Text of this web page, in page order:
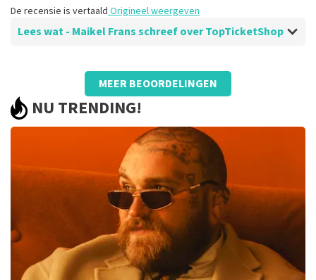
De recensie is vertaald Origineel weergeven
Lees wat - Maikel Frans schreef over TopTicketShop
Beoordeling van - Maikel Frans overTopTicketShop
Kaartjes waren Digitaal gelukkig te
vinden.
Kaartjes zouden per post opgestuurd worden helaas
nog altijd niet ontvangen. Gelukkig wel online terug te
vinden. Als je een concertkaartje in Brussel hebt krijg je
Gratis OV in Brussel. Dit kun je activeren middel een 9
Cijferige code. Helaas de 9 Cijferige Code van Vorst
Nationaal nooit Ontvangen. Telefonisch op zondag
voor hulp daarover was via TopTicketshop niet
Mogelijk ook Vorst Nationaal was op zondag niet te
bereiken uiteindelijk OV zelf Betaald.
De recensie is vertaaldOrigineel weergeven
MEER BEOORDELINGEN
NU TRENDING!